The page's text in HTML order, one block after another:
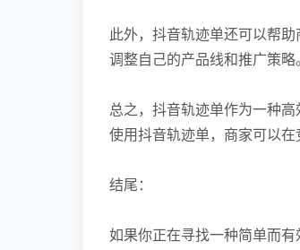
此外，抖音轨迹单还可以帮
调整自己的产品线和推广策
总之，抖音轨迹单作为一种
使用抖音轨迹单，商家可以在
结尾：
如果你正在寻找一种简单而